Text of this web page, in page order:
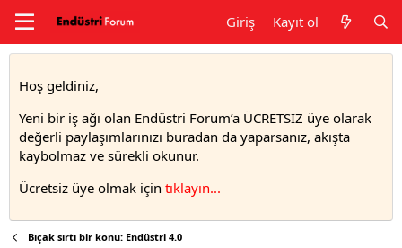
Giriş Kayıt ol
Hoş geldiniz,
Yeni bir iş ağı olan Endüstri Forum’a ÜCRETSİZ üye olarak
değerli paylaşımlarınızı buradan da yaparsanız, akışta
kaybolmaz ve sürekli okunur.
Ücretsiz üye olmak için tıklayın...
Bıçak sırtı bir konu: Endüstri 4.0